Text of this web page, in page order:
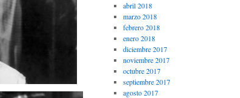
abril 2018
marzo 2018
febrero 2018
enero 2018
diciembre 2017
noviembre 2017
octubre 2017
septiembre 2017
agosto 2017